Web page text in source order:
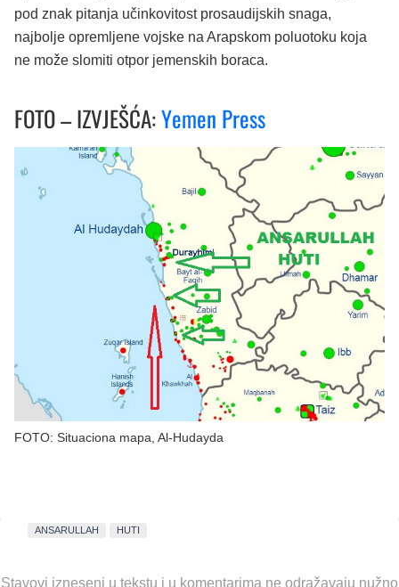
pod znak pitanja učinkovitost prosaudijskih snaga,
najbolje opremljene vojske na Arapskom poluotoku koja
ne može slomiti otpor jemenskih boraca.
FOTO – IZVJEŠĆA:Yemen Press
FOTO: Situaciona mapa, Al-Hudayda
ANSARULLAH HUTI
Stavovi izneseni u tekstu i u komentarima ne odražavaju nužno